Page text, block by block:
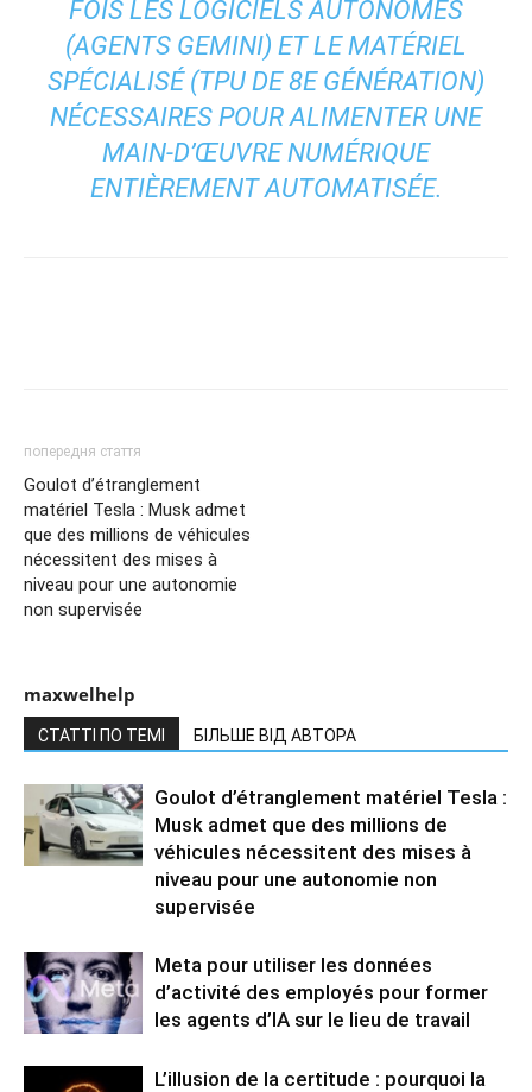
FOIS LES LOGICIELS AUTONOMES
(AGENTS GEMINI) ET LE MATÉRIEL
SPÉCIALISÉ (TPU DE 8E GÉNÉRATION)
NÉCESSAIRES POUR ALIMENTER UNE
MAIN-D’ŒUVRE NUMÉRIQUE
ENTIÈREMENT AUTOMATISÉE.
попередня стаття
Goulot d’étranglement
matériel Tesla : Musk admet
que des millions de véhicules
nécessitent des mises à
niveau pour une autonomie
non supervisée
maxwelhelp
СТАТТІ ПО ТЕМІ БІЛЬШЕ ВІД АВТОРА
Goulot d’étranglement matériel Tesla :
Musk admet que des millions de
véhicules nécessitent des mises à
niveau pour une autonomie non
supervisée
Meta pour utiliser les données
d’activité des employés pour former
les agents d’IA sur le lieu de travail
L’illusion de la certitude : pourquoi la